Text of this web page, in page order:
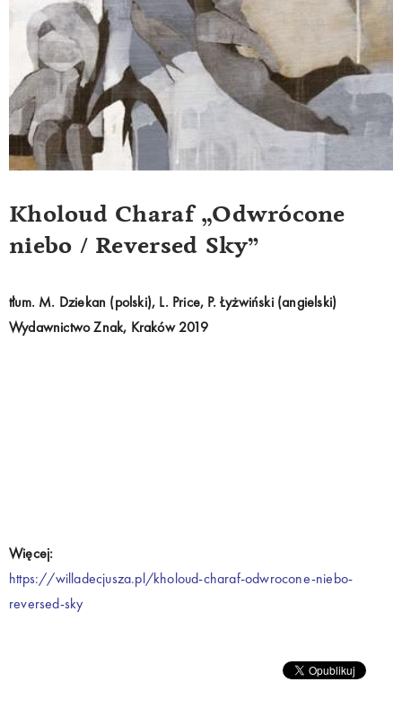
Kholoud Charaf „Odwrócone
niebo / Reversed Sky”
tłum. M. Dziekan (polski), L. Price, P. Łyżwiński (angielski)
Wydawnictwo Znak, Kraków 2019
Więcej:
https://willadecjusza.pl/kholoud-charaf-odwrocone-niebo-
reversed-sky